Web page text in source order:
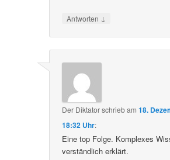
Antworten ↓
Der Diktatorschriebam18.
18:32 Uhr:
Eine top Folge. Komplexes
verständlich erklärt.